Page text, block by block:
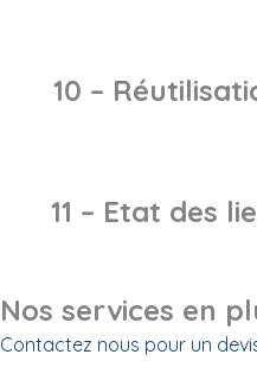
10 –
11 – Etat des
Nos services en
Contactez nous pour un